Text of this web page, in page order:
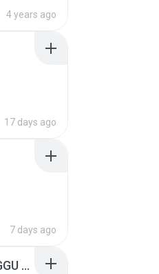
4 years ago
17 days ago
7 days ago
ADELLA TERBARU - JANGAN TUNGGU LAMA LAMA - GELAS RETAK - OM ADELLA FULL ALBUM TERBARU 2026